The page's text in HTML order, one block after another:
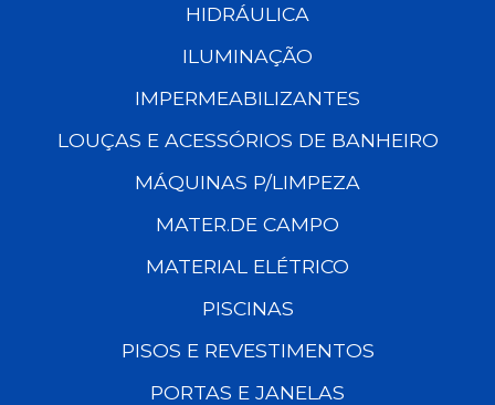
HIDRÁULICA
ILUMINAÇÃO
IMPERMEABILIZANTES
LOUÇAS E ACESSÓRIOS DE BANHEIRO
MÁQUINAS P/LIMPEZA
MATER.DE CAMPO
MATERIAL ELÉTRICO
PISCINAS
PISOS E REVESTIMENTOS
PORTAS E JANELAS